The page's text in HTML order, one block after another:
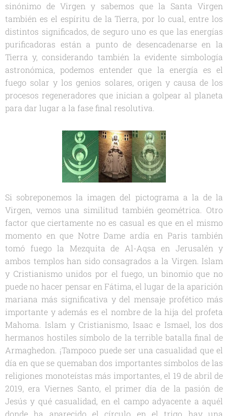
sinónimo de Virgen y sabemos que la Santa Virgen
también es el espíritu de la Tierra, por lo cual, entre los
distintos significados, de seguro uno es que las energías
purificadoras están a punto de desencadenarse en la
Tierra y, considerando también la evidente simbología
astronómica, podemos entender que la energía es el
fuego solar y los genios solares, origen y causa de los
procesos regeneradores que inician a golpear al planeta
para dar lugar a la fase final resolutiva.
Si sobreponemos la imagen del pictograma a la de la
Virgen, vemos una similitud también geométrica. Otro
factor que ciertamente no es casual es que en el mismo
momento en que Notre Dame ardía en Paris también
tomó fuego la Mezquita de Al-Aqsa en Jerusalén y
ambos templos han sido consagrados a la Virgen. Islam
y Cristianismo unidos por el fuego, un binomio que no
puede no hacer pensar en Fátima, el lugar de la aparición
mariana más significativa y del mensaje profético más
importante y además es el nombre de la hija del profeta
Mahoma. Islam y Cristianismo, Isaac e Ismael, los dos
hermanos hostiles símbolo de la terrible batalla final de
Armaghedon. ¡Tampoco puede ser una casualidad que el
día en que se quemaban dos importantes símbolos de las
religiones monoteístas más importantes, el 19 de abril de
2019, era Viernes Santo, el primer día de la pasión de
Jesús y qué casualidad, en el campo adyacente a aquél
donde ha aparecido el círculo en el trigo hay una